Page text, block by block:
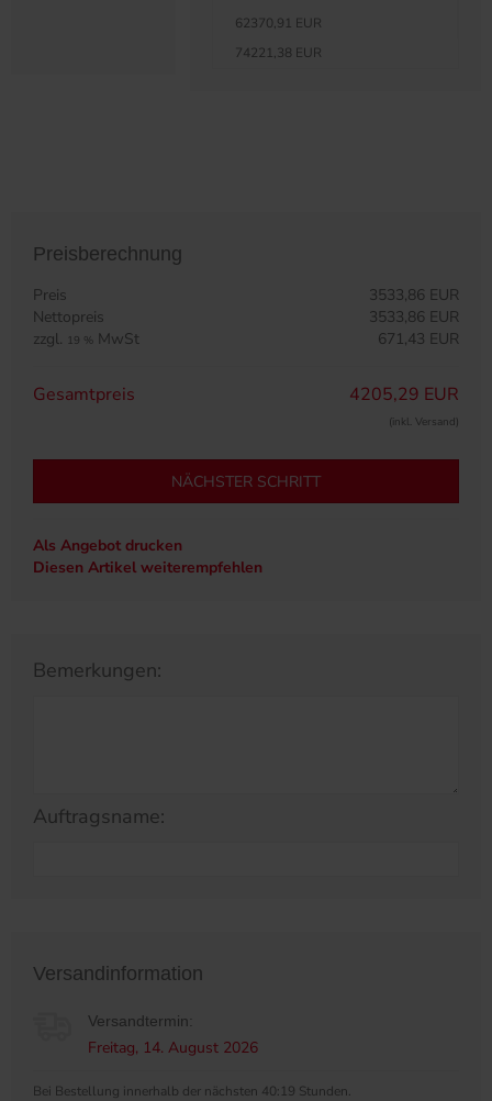
62370,91 EUR
74221,38 EUR
Preisberechnung
Preis
3533,86 EUR
Nettopreis
3533,86 EUR
zzgl. 19 % MwSt 671,43 EUR
Gesamtpreis 4205,29 EUR
(inkl. Versand)
NÄCHSTER SCHRITT
Als Angebot drucken
Diesen Artikel weiterempfehlen
Bemerkungen:
Auftragsname:
Versandinformation
Versandtermin:
Freitag, 14. August 2026
Bei Bestellung innerhalb der nächsten 40:19 Stunden.